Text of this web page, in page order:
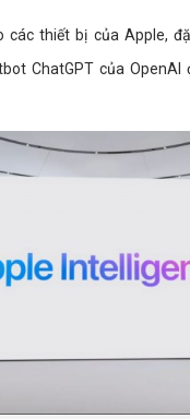
các thiết bị của Apple,
ChatGPT của